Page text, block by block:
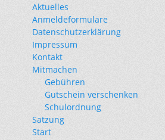
Aktuelles
Anmeldeformulare
Datenschutzerklärung
Impressum
Kontakt
Mitmachen
Gebühren
Gutschein verschenken
Schulordnung
Satzung
Start